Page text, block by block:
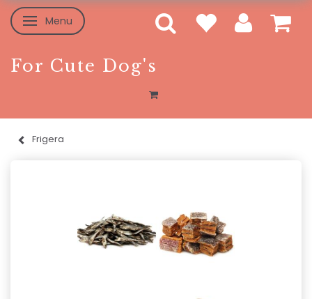
Skifte navigation
Menu
For Cute Dog's
Frigera